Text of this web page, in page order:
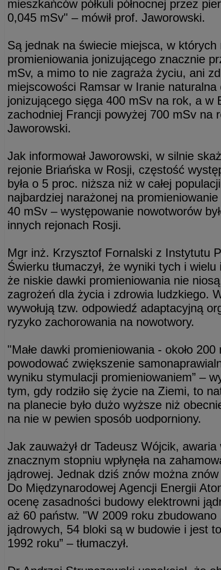
mieszkańców półkuli północnej przez
0,045 mSv" – mówił prof. Jaworowski.
Są jednak na świecie miejsca, w których
promieniowania jonizującego znacznie
mSv, a mimo to nie zagraża życiu, ani
miejscowości Ramsar w Iranie
jonizującego sięga 400 mSv na rok, a w
zachodniej Francji powyżej 700 mSv na
Jaworowski.
Jak informował Jaworowski, w silnie
rejonie Briańska w Rosji, częstość
była o 5 proc. niższa niż w całej
najbardziej narażonej na
40 mSv – występowanie nowotworów
innych rejonach Rosji.
Mgr inż. Krzysztof Fornalski z Instytutu
Świerku tłumaczył, że wyniki tych i
że niskie dawki promieniowania nie
zagrożeń dla życia i zdrowia ludzkiego.
wywołują tzw. odpowiedź adaptacyjną
ryzyko zachorowania na nowotwory.
"Małe dawki promieniowania - około
powodować zwiększenie
wyniku stymulacji promieniowaniem” –
tym, gdy rodziło się życie na Ziemi, to
na planecie było dużo wyższe niż
na nie w pewien sposób uodporniony.
Jak zauważył dr Tadeusz Wójcik,
znacznym stopniu wpłynęła na
jądrowej. Jednak dziś znów można
Do Międzynarodowej Agencji Energii
ocenę zasadności budowy elektrowni
aż 60 państw. "W 2009 roku zbudowano
jądrowych, 54 bloki są w budowie i jest
1992 roku” – tłumaczył.